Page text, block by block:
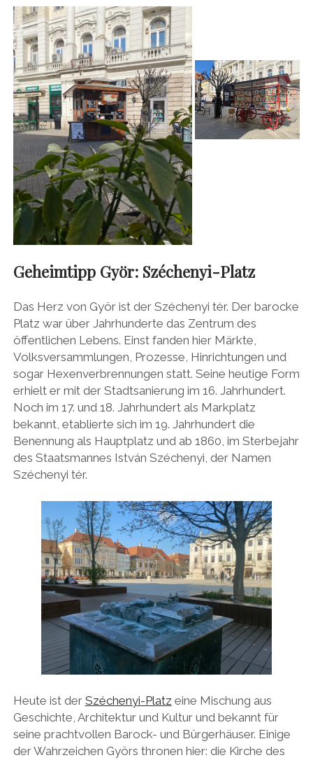
Geheimtipp Györ: Széchenyi-Platz
Das Herz von Györ ist der Széchenyi tér. Der barocke
Platz war über Jahrhunderte das Zentrum des
öffentlichen Lebens. Einst fanden hier Märkte,
Volksversammlungen, Prozesse, Hinrichtungen und
sogar Hexenverbrennungen statt. Seine heutige Form
erhielt er mit der Stadtsanierung im 16. Jahrhundert.
Noch im 17. und 18. Jahrhundert als Markplatz
bekannt, etablierte sich im 19. Jahrhundert die
Benennung als Hauptplatz und ab 1860, im Sterbejahr
des Staatsmannes István Széchenyi, der Namen
Széchenyi tér.
Heute ist der Széchenyi-Platz eine Mischung aus
Geschichte, Architektur und Kultur und bekannt für
seine prachtvollen Barock- und Bürgerhäuser. Einige
der Wahrzeichen Györs thronen hier: die Kirche des